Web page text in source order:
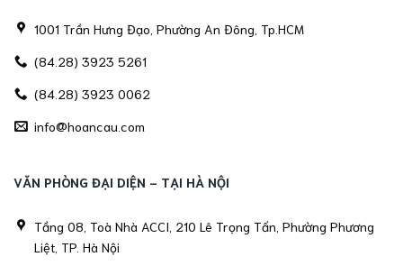
1001 Trần Hưng Đạo, Phường An Đông, Tp.HCM
(84.28) 3923 5261
(84.28) 3923 0062
info@hoancau.com
VĂN PHÒNG ĐẠI DIỆN - TẠI HÀ NỘI
Tầng 08, Toà Nhà ACCI, 210 Lê Trọng Tấn, Phường Phương
Liệt, TP. Hà Nội